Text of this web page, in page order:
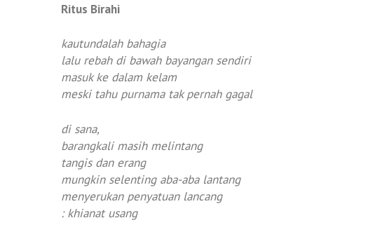
Ritus Birahi
kautundalah bahagia
lalu rebah di bawah bayangan sendiri
masuk ke dalam kelam
meski tahu purnama tak pernah gagal
di sana,
barangkali masih melintang
tangis dan erang
mungkin selenting aba-aba lantang
menyerukan penyatuan lancang
: khianat usang